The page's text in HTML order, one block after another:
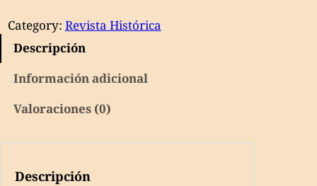
cantidad
Category: Revista Histórica
Descripción
Información adicional
Valoraciones (0)
Descripción